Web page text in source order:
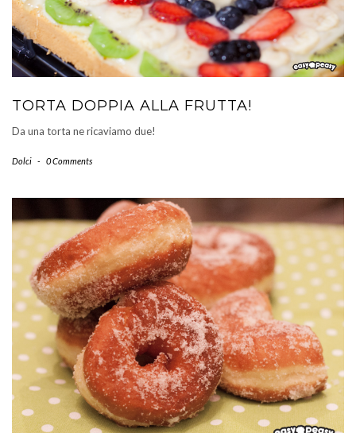
TORTA DOPPIA ALLA FRUTTA!
Da una torta ne ricaviamo due!
Dolci - 0 Comments